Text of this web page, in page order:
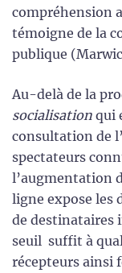
compréhension
témoigne de la
publique
Au-delà de la
socialisation qui
consultation de
spectateurs
l’augmentation
ligne expose les
de destinataires
seuil suffit à
récepteurs ainsi